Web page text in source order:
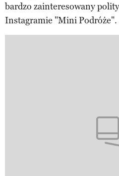
bardzo zainteresowany
Instagramie "Mini Podróże".